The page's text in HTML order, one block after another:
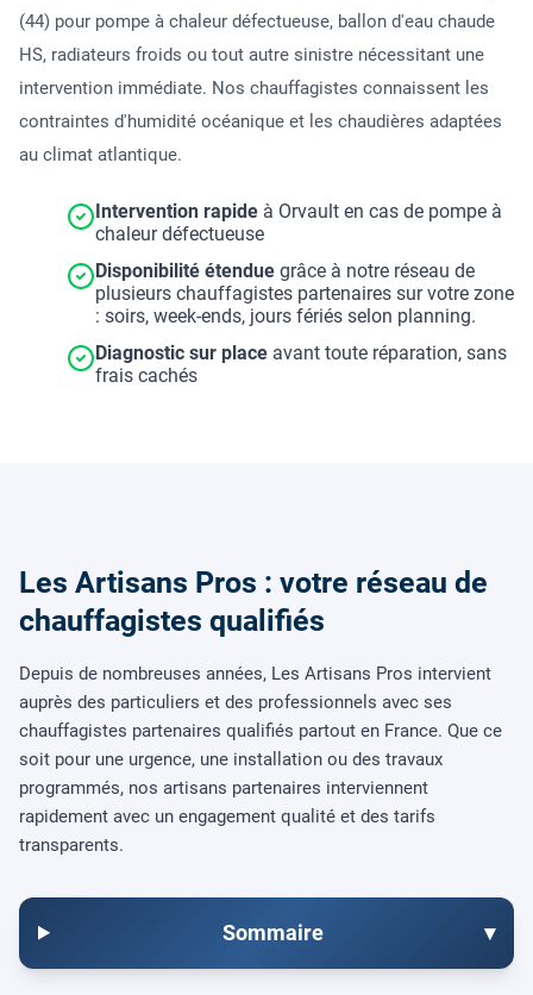
(44) pour pompe à chaleur défectueuse, ballon d'eau chaude
HS, radiateurs froids ou tout autre sinistre nécessitant une
intervention immédiate. Nos chauffagistes connaissent les
contraintes d'humidité océanique et les chaudières adaptées
au climat atlantique.
Intervention rapide à Orvault en cas de pompe à
chaleur défectueuse
Disponibilité étendue grâce à notre réseau de
plusieurs chauffagistes partenaires sur votre zone
: soirs, week-ends, jours fériés selon planning.
Diagnostic sur place avant toute réparation, sans
frais cachés
Les Artisans Pros : votre réseau de
chauffagistes qualifiés
Depuis de nombreuses années, Les Artisans Pros intervient
auprès des particuliers et des professionnels avec ses
chauffagistes partenaires qualifiés partout en France. Que ce
soit pour une urgence, une installation ou des travaux
programmés, nos artisans partenaires interviennent
rapidement avec un engagement qualité et des tarifs
transparents.
Sommaire ▾